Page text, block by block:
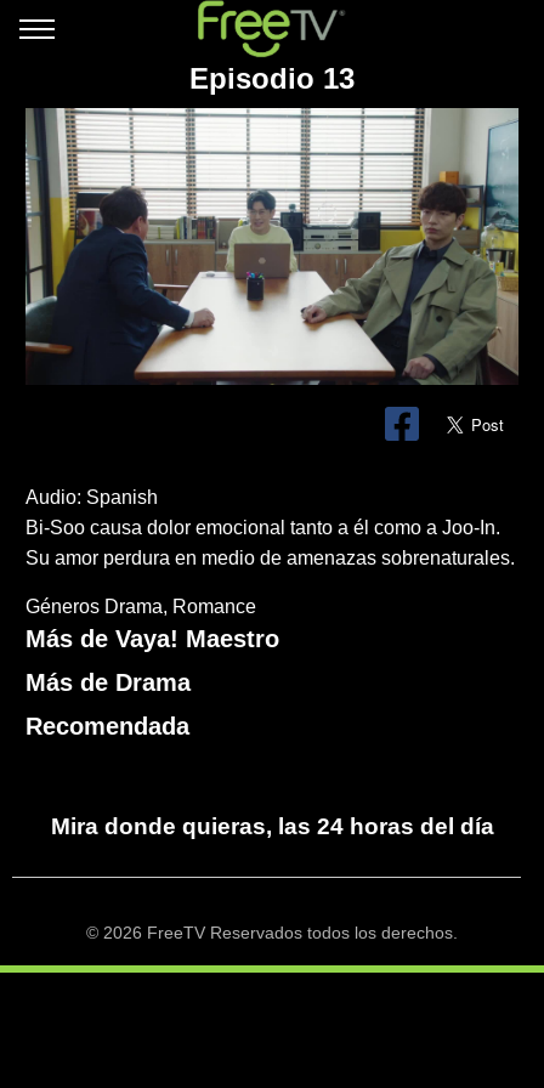
Episodio 13
Audio: Spanish
Bi-Soo causa dolor emocional tanto a él como a Joo-In.
Su amor perdura en medio de amenazas sobrenaturales.
Géneros Drama Romance
Más de Vaya! Maestro
Más de Drama
Recomendada
Mira donde quieras, las 24 horas del día
© 2026 FreeTV Reservados todos los derechos.